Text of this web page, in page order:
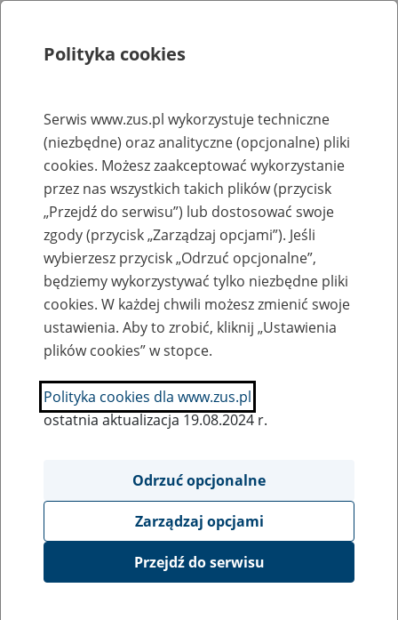
Rejestry, ewidencje i archiwa
Baza zlikwidowanych lub
przekształconych zakładów pracy
Nazwa zakładu pracy:
SZUKAJ
Ukryj wszystkie pozycje bazy
"UNIROL" Sp. z o.o./nw Unieszewie
Polityka cookies
Serwis www.zus.pl wykorzystuje techniczne
(niezbędne) oraz analityczne (opcjonalne) pliki
cookies. Możesz zaakceptować wykorzystanie
przez nas wszystkich takich plików (przycisk
„Przejdź do serwisu”) lub dostosować swoje
zgody (przycisk „Zarządzaj opcjami”). Jeśli
wybierzesz przycisk „Odrzuć opcjonalne”,
będziemy wykorzystywać tylko niezbędne pliki
cookies. W każdej chwili możesz zmienić swoje
ustawienia. Aby to zrobić, kliknij „Ustawienia
plików cookies” w stopce.
Polityka cookies dla www.zus.pl
ostatnia aktualizacja 19.08.2024 r.
Odrzuć opcjonalne
Zarządzaj opcjami
Przejdź do serwisu